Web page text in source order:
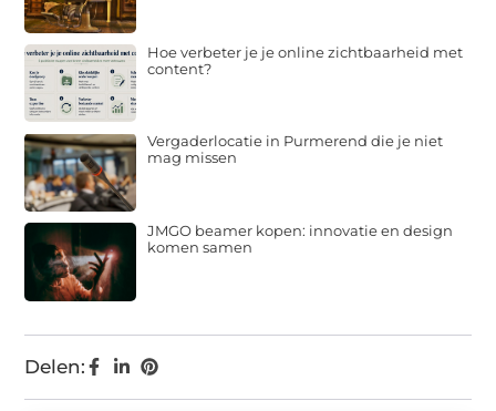
Delen:
Hoe verbeter je je online zichtbaarheid met
content?
Vergaderlocatie in Purmerend die je niet
mag missen
JMGO beamer kopen: innovatie en design
komen samen